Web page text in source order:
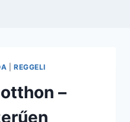
REGGELI
–